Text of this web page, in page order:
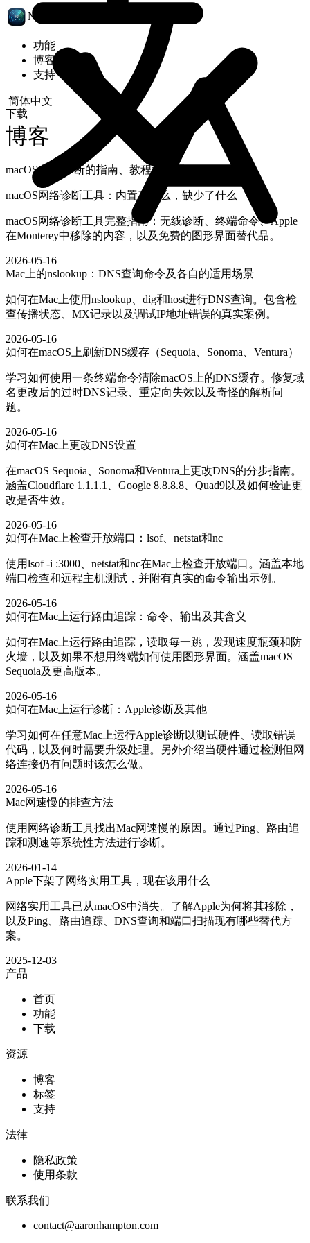
NetUtil
功能
博客
支持
下载
博客
macOS 网络诊断的指南、教程和技巧。
macOS网络诊断工具：内置了什么，缺少了什么
macOS网络诊断工具完整指南：无线诊断、终端命令、Apple
在Monterey中移除的内容，以及免费的图形界面替代品。
2026-05-16
Mac上的nslookup：DNS查询命令及各自的适用场景
如何在Mac上使用nslookup、dig和host进行DNS查询。包含检
查传播状态、MX记录以及调试IP地址错误的真实案例。
2026-05-16
如何在macOS上刷新DNS缓存（Sequoia、Sonoma、Ventura）
学习如何使用一条终端命令清除macOS上的DNS缓存。修复域
名更改后的过时DNS记录、重定向失效以及奇怪的解析问
题。
2026-05-16
如何在Mac上更改DNS设置
在macOS Sequoia、Sonoma和Ventura上更改DNS的分步指南。
涵盖Cloudflare 1.1.1.1、Google 8.8.8.8、Quad9以及如何验证更
改是否生效。
2026-05-16
如何在Mac上检查开放端口：lsof、netstat和nc
使用lsof -i :3000、netstat和nc在Mac上检查开放端口。涵盖本地
端口检查和远程主机测试，并附有真实的命令输出示例。
2026-05-16
如何在Mac上运行路由追踪：命令、输出及其含义
如何在Mac上运行路由追踪，读取每一跳，发现速度瓶颈和防
火墙，以及如果不想用终端如何使用图形界面。涵盖macOS
Sequoia及更高版本。
2026-05-16
如何在Mac上运行诊断：Apple诊断及其他
学习如何在任意Mac上运行Apple诊断以测试硬件、读取错误
代码，以及何时需要升级处理。另外介绍当硬件通过检测但网
络连接仍有问题时该怎么做。
2026-05-16
Mac网速慢的排查方法
使用网络诊断工具找出Mac网速慢的原因。通过Ping、路由追
踪和测速等系统性方法进行诊断。
2026-01-14
Apple下架了网络实用工具，现在该用什么
网络实用工具已从macOS中消失。了解Apple为何将其移除，
以及Ping、路由追踪、DNS查询和端口扫描现有哪些替代方
案。
2025-12-03
产品
首页
功能
下载
资源
博客
标签
支持
法律
隐私政策
使用条款
联系我们
contact@aaronhampton.com